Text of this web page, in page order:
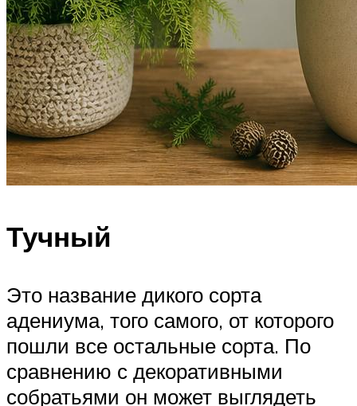
Тучный
Это название дикого сорта
адениума, того самого, от которого
пошли все остальные сорта. По
сравнению с декоративными
собратьями он может выглядеть